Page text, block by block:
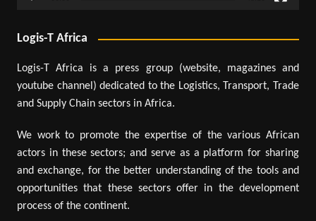
Logis-T Africa
Logis-T Africa is a press group (website, magazines and
youtube channel) dedicated to the Logistics, Transport, Trade
and Supply Chain sectors in Africa.
We work to promote the expertise of the various African
actors in these sectors; and serve as a platform for sharing
and exchange, for the better understanding of the tools and
opportunities that these sectors offer in the development
process of the continent.